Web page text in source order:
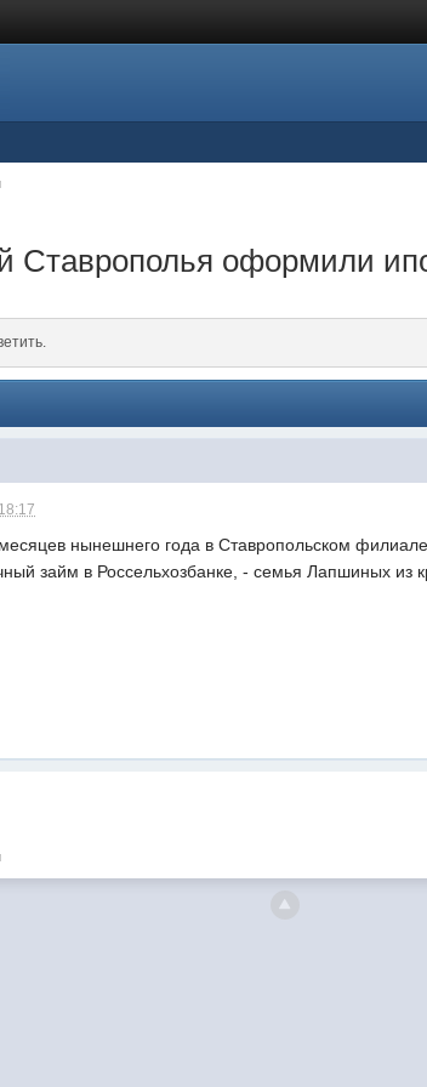
Ставрополья оформили
нынешнего года в Ставропольском
займ в Россельхозбанке, - семья Лапшиных из